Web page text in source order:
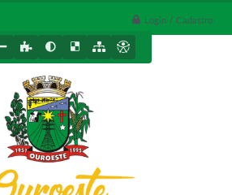
Login / Cadastro